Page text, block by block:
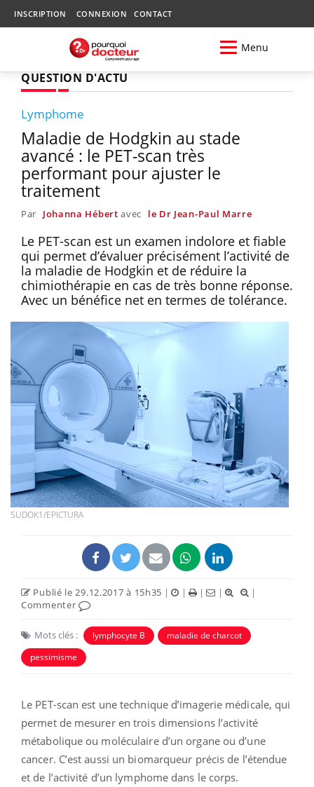
INSCRIPTION CONNEXION CONTACT
Menu
QUESTION D'ACTU
Lymphome
Maladie de Hodgkin au stade
avancé : le PET-scan très
performant pour ajuster le
traitement
Par Johanna Hébert avec le Dr Jean-Paul Marre
Le PET-scan est un examen indolore et fiable
qui permet d’évaluer précisément l’activité de
la maladie de Hodgkin et de réduire la
chimiothérapie en cas de très bonne réponse.
Avec un bénéfice net en termes de tolérance.
SUDOK1/EPICTURA
Publié le 29.12.2017 à 15h35 | | | |
|
Commenter
Mots clés : lymphocyte B
maladie de charcot
pessimisme
Le PET-scan est une technique d’imagerie médicale, qui
permet de mesurer en trois dimensions l’activité
métabolique ou moléculaire d’un organe ou d’une
cancer. C’est aussi un biomarqueur précis de l’étendue
et de l’activité d’un lymphome dans le corps.